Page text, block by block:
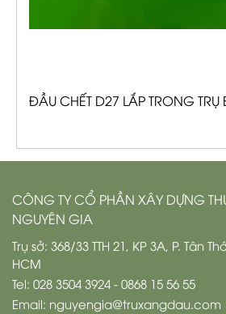
ĐẦU CHẾT D27 LẮP TRONG
CÔNG TY CỔ PHẦN XÂY DỰNG
NGUYÊN GIA
Trụ sở: 368/33 TTH 21, KP 3A, P. Tân
HCM
Tel: 028 3504 3924 - 0868 15 56 55
Email: nguyengia@truxangdau.com